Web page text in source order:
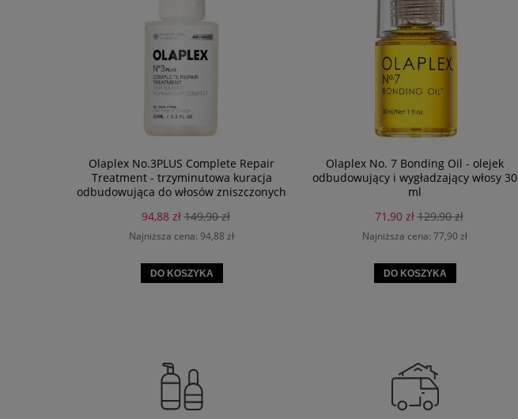
Olaplex No.3PLUS Complete Repair
Treatment - trzyminutowa kuracja
odbudowująca do włosów zniszczonych
94,88 zł 149,90 zł
Najniższa cena: 94,88 zł
DO KOSZYKA
Olaplex No. 7 Bonding Oil - olejek
odbudowujący i wygładzający włosy 30
ml
71,90 zł 129,90 zł
Najniższa cena: 77,90 zł
DO KOSZYKA